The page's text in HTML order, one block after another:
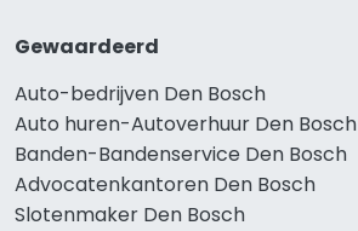
Gewaardeerd
Auto-bedrijven Den Bosch
Auto huren-Autoverhuur Den Bosch
Banden-Bandenservice Den Bosch
Advocatenkantoren Den Bosch
Slotenmaker Den Bosch